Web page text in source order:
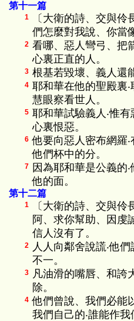
第十一篇
1
〔大衛的詩、交與伶
們怎麼對我說、你當
2 看哪、惡人彎弓、把
心裏正直的人。
3 根基若毀壞、義人還
4 耶和華在他的聖殿裏
慧眼察看世人。
5 耶和華試驗義人‧惟
心裏恨惡。
6 他要向惡人密布網羅
他們杯中的分。
7
因為耶和華是公義的
他的面。
第十二篇
1
〔大衛的詩、交與
阿、求你幫助、因虔
信人沒有了。
2
人人向鄰舍說謊‧他
不一。
3 凡油滑的嘴唇、和誇
除。
4 他們曾說、我們必能
我們自己的‧誰能作我